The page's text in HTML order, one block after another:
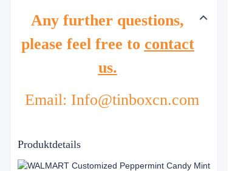
Any further questions,
please feel free to contact
us.
Email: Info@tinboxcn.com
Produktdetails